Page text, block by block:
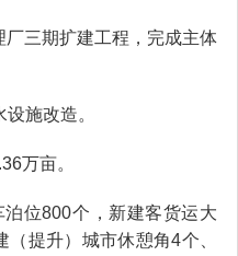
三期扩建工程，完成主体
施改造。
万亩。
位800个，新建客货运大
提升）城市休憩角4个、